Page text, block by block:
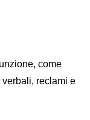
come
reclami e